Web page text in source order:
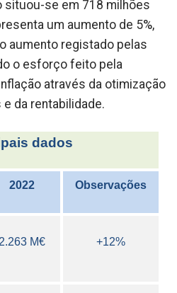
situou-se em 718 milhões
um aumento de 5%,
aumento registado pelas
o esforço feito pela
através da otimização
da rentabilidade.
dados
2022 Observações
2.263 M€ +12%